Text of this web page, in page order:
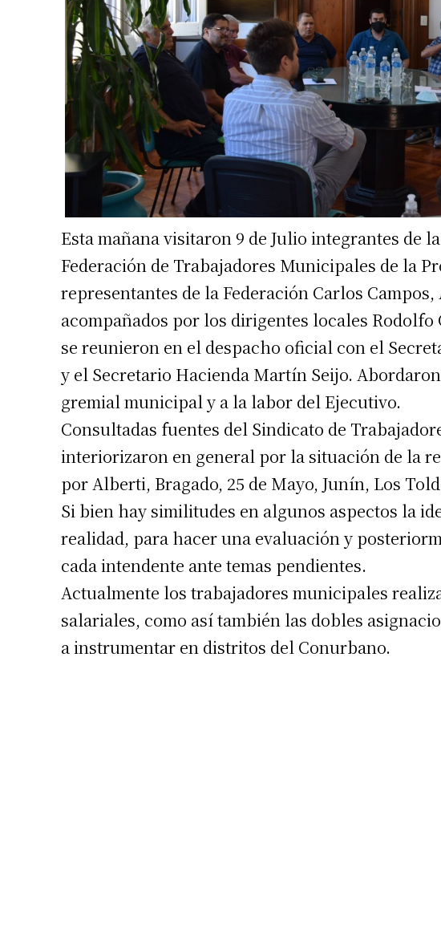
Suscribirme gratis
Esta mañana visitaron 9 de Julio integrantes de
Federación de Trabajadores Municipales de la
representantes de la Federación Carlos
acompañados por los dirigentes locales Rodolfo
se reunieron en el despacho oficial con el
y el Secretario Hacienda Martín Seijo.
gremial municipal y a la labor del Ejecutivo.
Consultadas fuentes del Sindicato de
interiorizaron en general por la situación de la
por Alberti, Bragado, 25 de Mayo, Junín, Los
Si bien hay similitudes en algunos aspectos la
realidad, para hacer una evaluación y
cada intendente ante temas pendientes.
Actualmente los trabajadores municipales
salariales, como así también las dobles
a instrumentar en distritos del Conurbano.